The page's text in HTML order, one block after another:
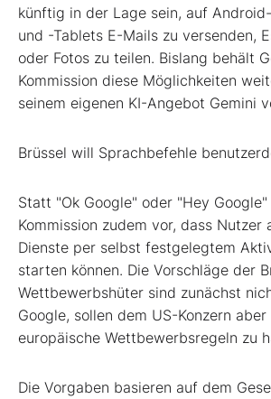
künftig in der Lage sein, auf
und -Tablets E-Mails zu versenden,
oder Fotos zu teilen. Bislang behält
Kommission diese Möglichkeiten
seinem eigenen KI-Angebot Gemini
Brüssel will Sprachbefehle
Statt "Ok Google" oder "Hey
Kommission zudem vor, dass Nutzer
Dienste per selbst festgelegtem
starten können. Die Vorschläge der
Wettbewerbshüter sind zunächst
Google, sollen dem US-Konzern
europäische Wettbewerbsregeln zu
Die Vorgaben basieren auf dem